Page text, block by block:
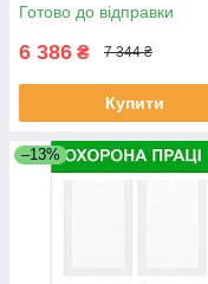
Готово до відправки
6 386 ₴ 7 344 ₴
Купити
–13%